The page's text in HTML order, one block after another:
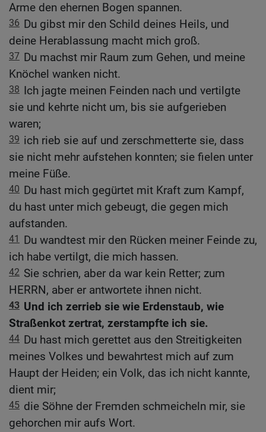
Arme den ehernen Bogen spannen.
36 Du gibst mir den Schild deines Heils, und
deine Herablassung macht mich groß.
37 Du machst mir Raum zum Gehen, und meine
Knöchel wanken nicht.
38 Ich jagte meinen Feinden nach und vertilgte
sie und kehrte nicht um, bis sie aufgerieben
waren;
39 ich rieb sie auf und zerschmetterte sie, dass
sie nicht mehr aufstehen konnten; sie fielen unter
meine Füße.
40 Du hast mich gegürtet mit Kraft zum Kampf,
du hast unter mich gebeugt, die gegen mich
aufstanden.
41
Du wandtest mir den Rücken meiner Feinde zu,
ich habe vertilgt, die mich hassen.
42 Sie schrien, aber da war kein Retter; zum
HERRN, aber er antwortete ihnen nicht.
43 Und ich zerrieb sie wie Erdenstaub, wie
Straßenkot zertrat, zerstampfte ich sie.
44 Du hast mich gerettet aus den Streitigkeiten
meines Volkes und bewahrtest mich auf zum
Haupt der Heiden; ein Volk, das ich nicht kannte,
dient mir;
45 die Söhne der Fremden schmeicheln mir, sie
gehorchen mir aufs Wort.